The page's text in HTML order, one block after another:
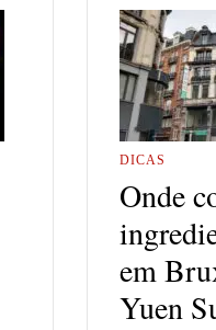
DICAS
Onde
em
Yuen